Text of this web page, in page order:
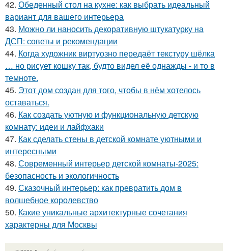
42. Обеденный стол на кухне: как выбрать идеальный
вариант для вашего интерьера
43. Можно ли наносить декоративную штукатурку на
ДСП: советы и рекомендации
44. Когда художник виртуозно передаёт текстуру шёлка
… но рисует кошку так, будто видел её однажды - и то в
темноте.
45. Этот дом создан для того, чтобы в нём хотелось
оставаться.
46. Как создать уютную и функциональную детскую
комнату: идеи и лайфхаки
47. Как сделать стены в детской комнате уютными и
интересными
48. Современный интерьер детской комнаты-2025:
безопасность и экологичность
49. Сказочный интерьер: как превратить дом в
волшебное королевство
50. Какие уникальные архитектурные сочетания
характерны для Москвы